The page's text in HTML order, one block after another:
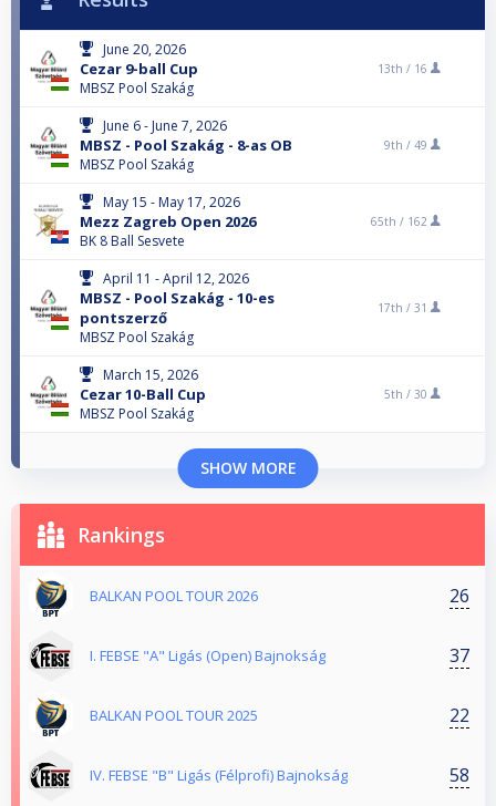
June 20, 2026
Cezar 9-ball Cup
MBSZ Pool Szakág
13th / 16
June 6 - June 7, 2026
MBSZ - Pool Szakág - 8-as OB
MBSZ Pool Szakág
9th / 49
May 15 - May 17, 2026
Mezz Zagreb Open 2026
BK 8 Ball Sesvete
65th / 162
April 11 - April 12, 2026
MBSZ - Pool Szakág - 10-es
pontszerző
MBSZ Pool Szakág
17th / 31
March 15, 2026
Cezar 10-Ball Cup
MBSZ Pool Szakág
5th / 30
SHOW MORE
Rankings
BALKAN POOL TOUR 2026 26
I. FEBSE "A" Ligás (Open) Bajnokság 37
BALKAN POOL TOUR 2025 22
IV. FEBSE "B" Ligás (Félprofi) Bajnokság 58